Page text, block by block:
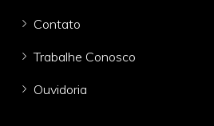
Contato
Trabalhe Conosco
Ouvidoria